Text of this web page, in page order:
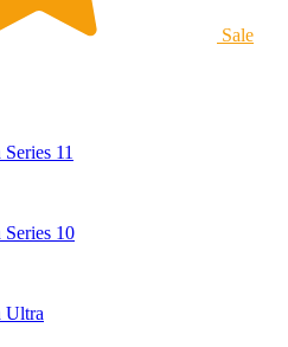
Sale
11
Series 10
Ultra